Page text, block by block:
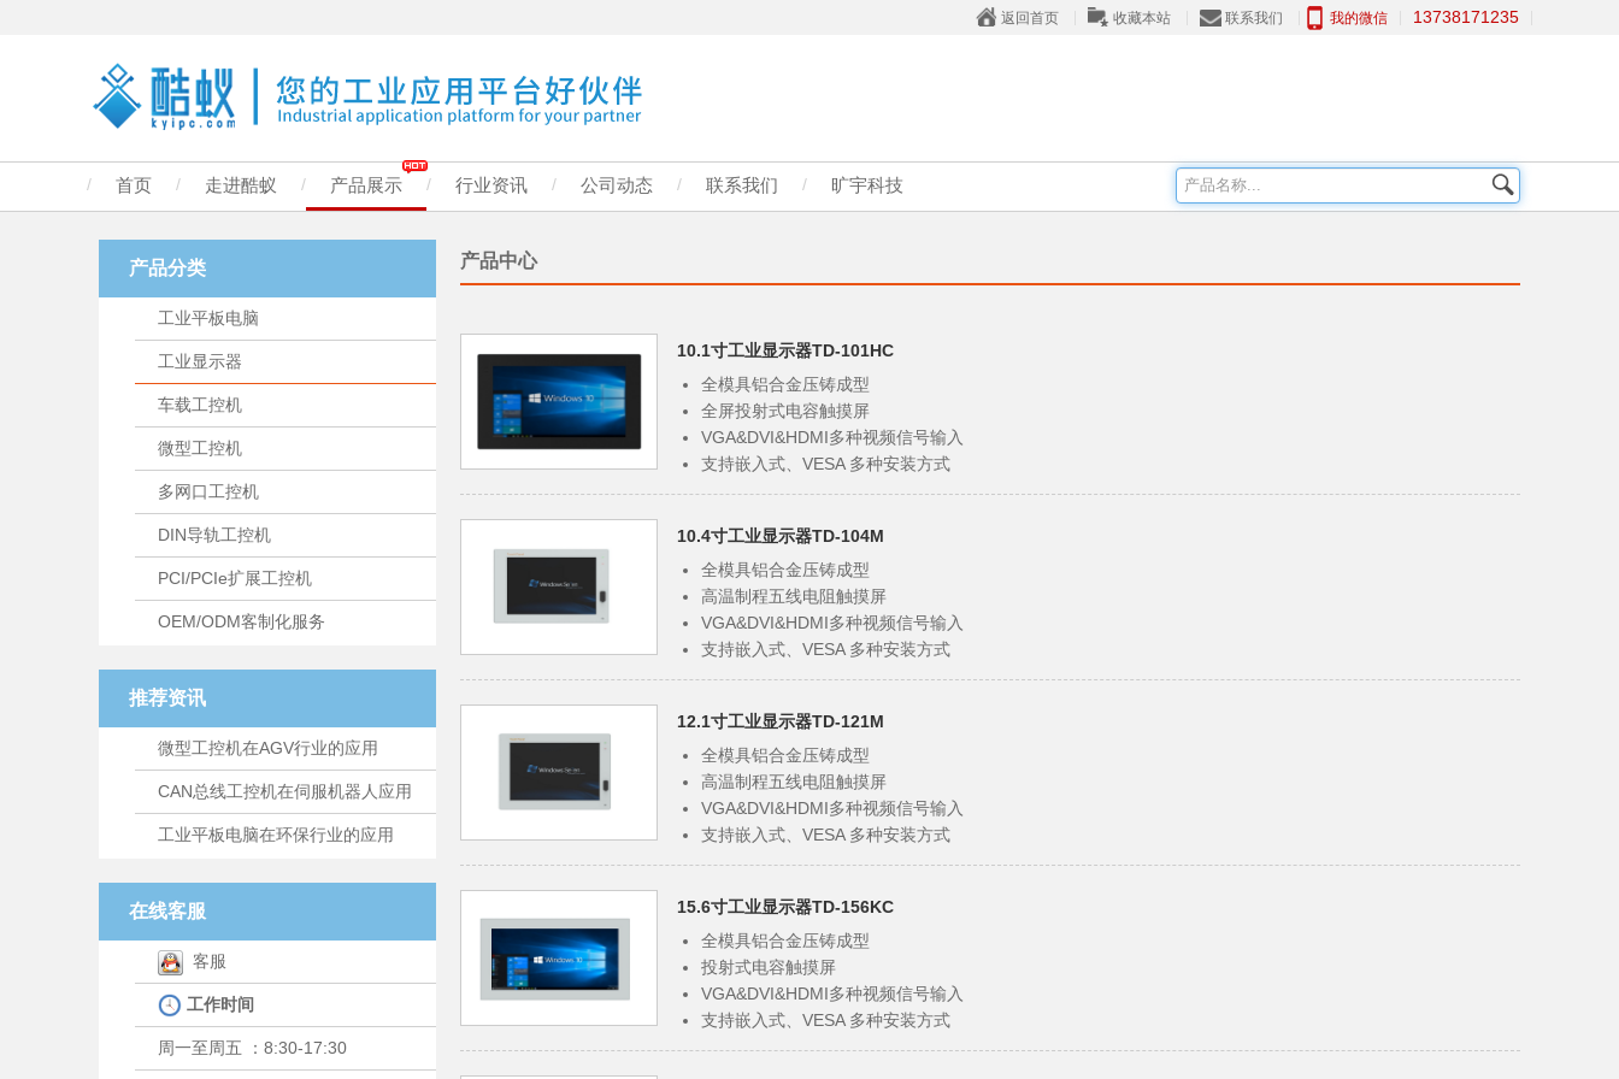
返回首页 收藏本站 联系我们 我的微信 13738171235
/ 首页 / 走进酷蚁 / 产品展示 / 行业资讯 / 公司动态 / 联系我们 / 旷宇科技
产品分类
工业平板电脑
工业显示器
车载工控机
微型工控机
多网口工控机
DIN导轨工控机
PCI/PCIe扩展工控机
OEM/ODM客制化服务
推荐资讯
微型工控机在AGV行业的应用
CAN总线工控机在伺服机器人应用
工业平板电脑在环保行业的应用
在线客服
客服
工作时间
周一至周五 ：8:30-17:30
产品中心
10.1寸工业显示器TD-101HC
全模具铝合金压铸成型
全屏投射式电容触摸屏
VGA&DVI&HDMI多种视频信号输入
支持嵌入式、VESA 多种安装方式
高分辨率设计
10.4寸工业显示器TD-104M
全模具铝合金压铸成型
高温制程五线电阻触摸屏
VGA&DVI&HDMI多种视频信号输入
支持嵌入式、VESA 多种安装方式
前置 USB 接口
高性价比，品质极佳
12.1寸工业显示器TD-121M
全模具铝合金压铸成型
高温制程五线电阻触摸屏
VGA&DVI&HDMI多种视频信号输入
支持嵌入式、VESA 多种安装方式
前置 USB 接口
高性价比，品质极佳
15.6寸工业显示器TD-156KC
全模具铝合金压铸成型
投射式电容触摸屏
VGA&DVI&HDMI多种视频信号输入
支持嵌入式、VESA 多种安装方式
面板钢化玻璃，达到 IP65